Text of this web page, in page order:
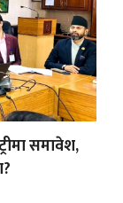
समावेश,